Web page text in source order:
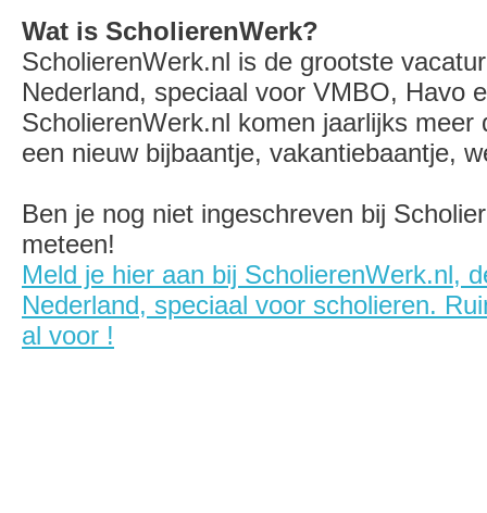
Wat is ScholierenWerk?
ScholierenWerk.nl is de grootste
Nederland, speciaal voor VMBO, Havo
ScholierenWerk.nl komen jaarlijks meer
een nieuw bijbaantje, vakantiebaantje,
Ben je nog niet ingeschreven bij
meteen!
Meld je hier aan bij ScholierenWerk.nl,
Nederland, speciaal voor scholieren.
al voor !